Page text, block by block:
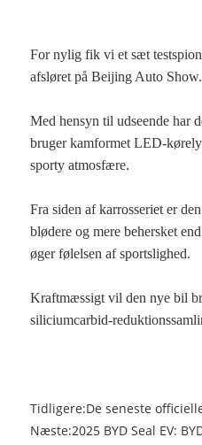
For nylig fik vi et sæt
afsløret på Beijing Auto
Med hensyn til udseende har
bruger kamformet LED-
sporty atmosfære.
Fra siden af ​​karrosseriet er
blødere og mere behersket
øger følelsen af ​​sportslighed.
Kraftmæssigt vil den nye bil
siliciumcarbid-
Tidligere:De seneste
Næste:2025 BYD Seal EV: